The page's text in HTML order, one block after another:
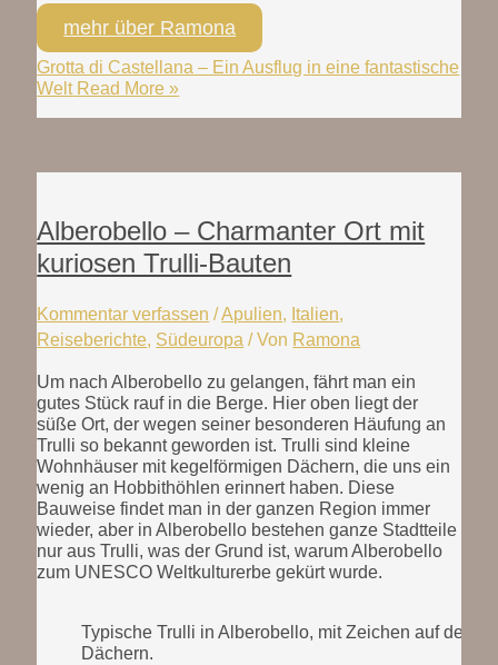
mehr über Ramona
Grotta di Castellana – Ein Ausflug in eine fantastische
WeltRead More »
Alberobello – Charmanter Ort mit
kuriosen Trulli-Bauten
Kommentar verfassen /Apulien, Italien,
Reiseberichte, Südeuropa / Von Ramona
Um nach Alberobello zu gelangen, fährt man ein
gutes Stück rauf in die Berge. Hier oben liegt der
süße Ort, der wegen seiner besonderen Häufung an
Trulli so bekannt geworden ist. Trulli sind kleine
Wohnhäuser mit kegelförmigen Dächern, die uns ein
wenig an Hobbithöhlen erinnert haben. Diese
Bauweise findet man in der ganzen Region immer
wieder, aber in Alberobello bestehen ganze Stadtteile
nur aus Trulli, was der Grund ist, warum Alberobello
zum UNESCO Weltkulturerbe gekürt wurde.
Typische Trulli in Alberobello, mit Zeichen auf den
Dächern.